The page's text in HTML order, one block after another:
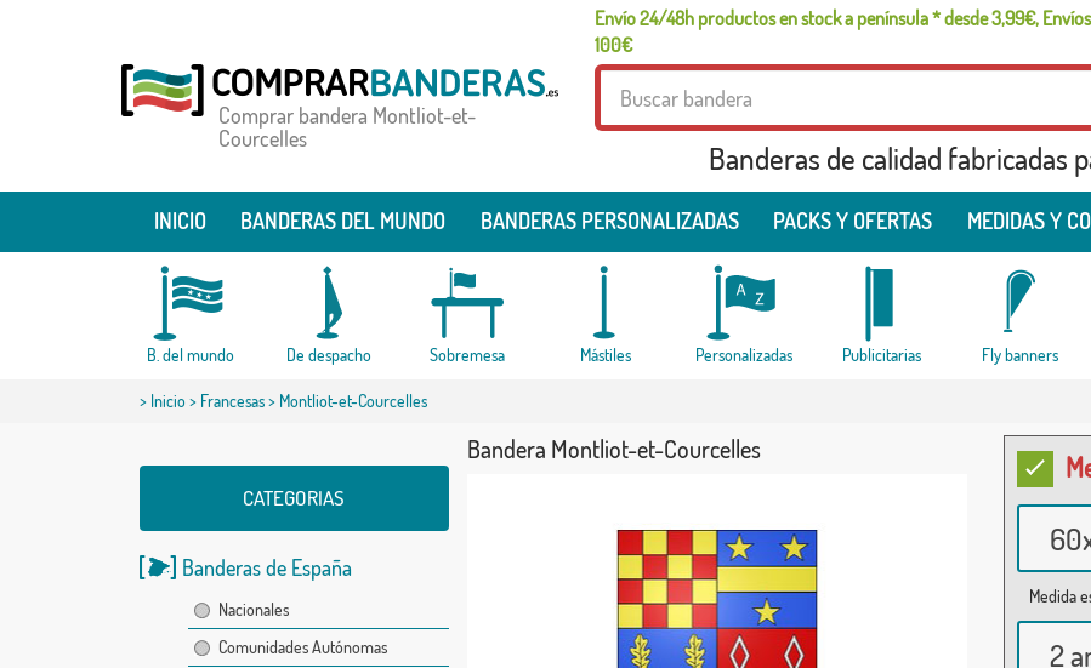
Envío 24/48h productos en stock a península * desde 3,99€,
100€
Comprar bandera Montliot-et-
Courcelles
Banderas de calidad fabricadas
INICIO BANDERAS DEL MUNDO BANDERAS PERSONALIZADAS PACKS Y OFERTAS MEDIDAS Y
B. del mundo De despacho Sobremesa Mástiles Personalizadas Publicitarias Fly banners
> Inicio> Francesas> Montliot-et-Courcelles
CATEGORIAS
Banderas de España
Nacionales
Comunidades Autónomas
Bandera Montliot-et-Courcelles
Medida
2